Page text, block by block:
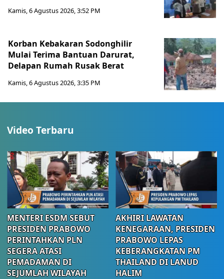
Kamis, 6 Agustus 2026, 3:52 PM
Korban Kebakaran Sodonghilir
Mulai Terima Bantuan Darurat,
Delapan Rumah Rusak Berat
Kamis, 6 Agustus 2026, 3:35 PM
Video Terbaru
MENTERI ESDM SEBUT
PRESIDEN PRABOWO
PERINTAHKAN PLN
SEGERA ATASI
PEMADAMAN DI
SEJUMLAH WILAYAH
AKHIRI LAWATAN
KENEGARAAN, PRESIDEN
PRABOWO LEPAS
KEBERANGKATAN PM
THAILAND DI LANUD
HALIM